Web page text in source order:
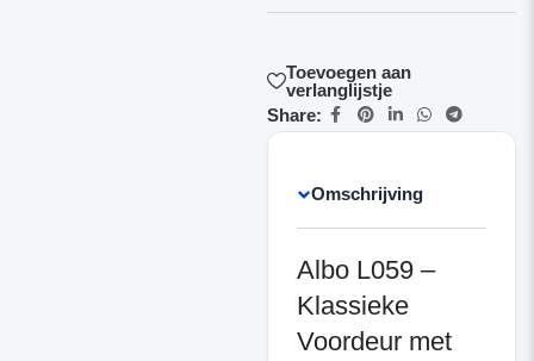
Toevoegen aan
verlanglijstje
Share:
Omschrijving
Albo L059 –
Klassieke
Voordeur met